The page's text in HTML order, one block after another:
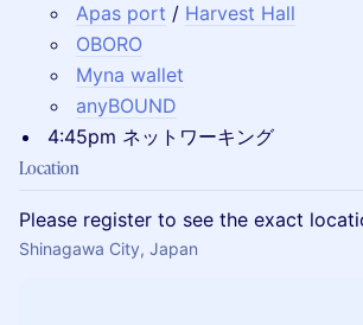
Apas port / Harvest Hall
OBORO
Myna wallet
anyBOUND
4:45pm ネットワーキング
Location
Please register to see the exact
Shinagawa City, Japan